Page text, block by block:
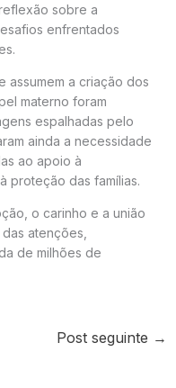
sobre a
enfrentados
assumem a criação dos
materno foram
espalhadas pelo
ainda a necessidade
ao apoio à
proteção das famílias.
o carinho e a união
atenções,
de milhões de
Post seguinte →